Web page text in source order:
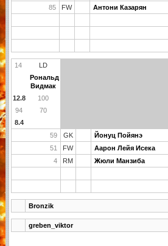
85
FW Антони Казарян
14
LD
Рональд
Видмак
12.8
100
94
70
8.4
59
GK Йонуц Пойянэ
51
FW Аарон Лейя Исека
4
RM Жюли Манзиба
Bronzik
greben_viktor